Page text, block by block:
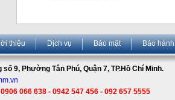
thiệu Dịch vụ Bảo mật Bảo hành
9, Phường Tân Phú, Quận 7, TP.Hồ Chí Minh.
066 638 - 0942 547 456 - 092 657 5555